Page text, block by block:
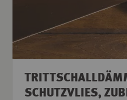
SCHUTZVLIES,